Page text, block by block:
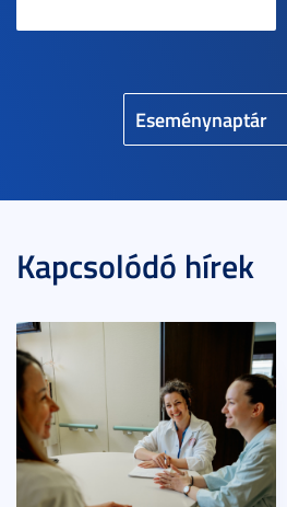
Eseménynaptár
Kapcsolódó hírek